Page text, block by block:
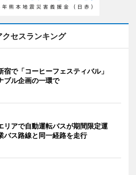
クセスランキング
宿で「コーヒーフェスティバル」
ブル企画の一環で
リアで自動運転バスが期間限定運
ス路線と同一経路を走行